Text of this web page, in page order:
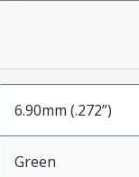
6.90mm (.272”)
Green